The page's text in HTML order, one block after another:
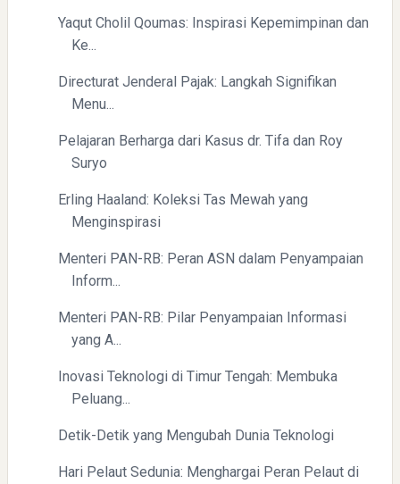
Yaqut Cholil Qoumas: Kisah Inspiratif di Balik Kasus Hukum
(BTC) dan Ekonomi Global
Yaqut Cholil Qoumas: Kisah Inspiratif di Balik Kasus Hukum
Yaqut Cholil Qoumas: Inspirasi Kepemimpinan dan
Ke...
Directurat Jenderal Pajak: Langkah Signifikan
Menu...
Pelajaran Berharga dari Kasus dr. Tifa dan Roy
Suryo
Erling Haaland: Koleksi Tas Mewah yang
Menginspirasi
Menteri PAN-RB: Peran ASN dalam Penyampaian
Inform...
Menteri PAN-RB: Pilar Penyampaian Informasi
yang A...
Inovasi Teknologi di Timur Tengah: Membuka
Peluang...
Detik-Detik yang Mengubah Dunia Teknologi
Hari Pelaut Sedunia: Menghargai Peran Pelaut di